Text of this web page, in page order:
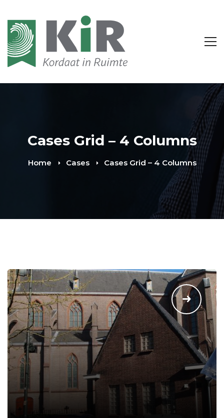
Cases Grid – 4 Columns
Home Cases Cases Grid – 4 Columns